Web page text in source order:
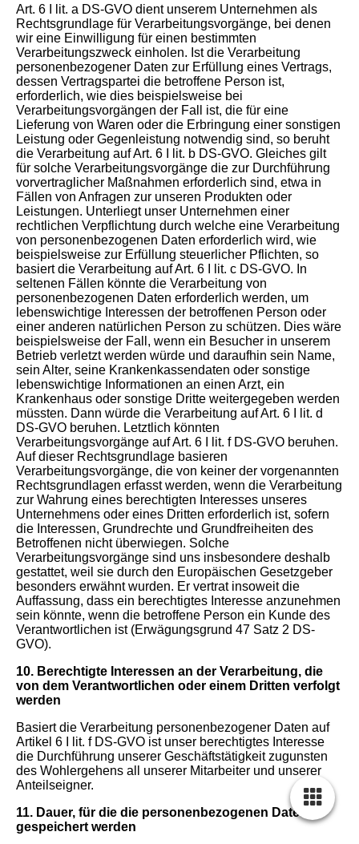
Art. 6 I lit. a DS-GVO dient unserem Unternehmen als
Rechtsgrundlage für Verarbeitungsvorgänge, bei denen
wir eine Einwilligung für einen bestimmten
Verarbeitungszweck einholen. Ist die Verarbeitung
personenbezogener Daten zur Erfüllung eines Vertrags,
dessen Vertragspartei die betroffene Person ist,
erforderlich, wie dies beispielsweise bei
Verarbeitungsvorgängen der Fall ist, die für eine
Lieferung von Waren oder die Erbringung einer sonstigen
Leistung oder Gegenleistung notwendig sind, so beruht
die Verarbeitung auf Art. 6 I lit. b DS-GVO. Gleiches gilt
für solche Verarbeitungsvorgänge die zur Durchführung
vorvertraglicher Maßnahmen erforderlich sind, etwa in
Fällen von Anfragen zur unseren Produkten oder
Leistungen. Unterliegt unser Unternehmen einer
rechtlichen Verpflichtung durch welche eine Verarbeitung
von personenbezogenen Daten erforderlich wird, wie
beispielsweise zur Erfüllung steuerlicher Pflichten, so
basiert die Verarbeitung auf Art. 6 I lit. c DS-GVO. In
seltenen Fällen könnte die Verarbeitung von
personenbezogenen Daten erforderlich werden, um
lebenswichtige Interessen der betroffenen Person oder
einer anderen natürlichen Person zu schützen. Dies wäre
beispielsweise der Fall, wenn ein Besucher in unserem
Betrieb verletzt werden würde und daraufhin sein Name,
sein Alter, seine Krankenkassendaten oder sonstige
lebenswichtige Informationen an einen Arzt, ein
Krankenhaus oder sonstige Dritte weitergegeben werden
müssten. Dann würde die Verarbeitung auf Art. 6 I lit. d
DS-GVO beruhen. Letztlich könnten
Verarbeitungsvorgänge auf Art. 6 I lit. f DS-GVO beruhen.
Auf dieser Rechtsgrundlage basieren
Verarbeitungsvorgänge, die von keiner der vorgenannten
Rechtsgrundlagen erfasst werden, wenn die Verarbeitung
zur Wahrung eines berechtigten Interesses unseres
Unternehmens oder eines Dritten erforderlich ist, sofern
die Interessen, Grundrechte und Grundfreiheiten des
Betroffenen nicht überwiegen. Solche
Verarbeitungsvorgänge sind uns insbesondere deshalb
gestattet, weil sie durch den Europäischen Gesetzgeber
besonders erwähnt wurden. Er vertrat insoweit die
Auffassung, dass ein berechtigtes Interesse anzunehmen
sein könnte, wenn die betroffene Person ein Kunde des
Verantwortlichen ist (Erwägungsgrund 47 Satz 2 DS-
GVO).
10. Berechtigte Interessen an der Verarbeitung, die
von dem Verantwortlichen oder einem Dritten verfolgt
werden
Basiert die Verarbeitung personenbezogener Daten auf
Artikel 6 I lit. f DS-GVO ist unser berechtigtes Interesse
die Durchführung unserer Geschäftstätigkeit zugunsten
des Wohlergehens all unserer Mitarbeiter und unserer
Anteilseigner.
11. Dauer, für die die personenbezogenen Daten
gespeichert werden